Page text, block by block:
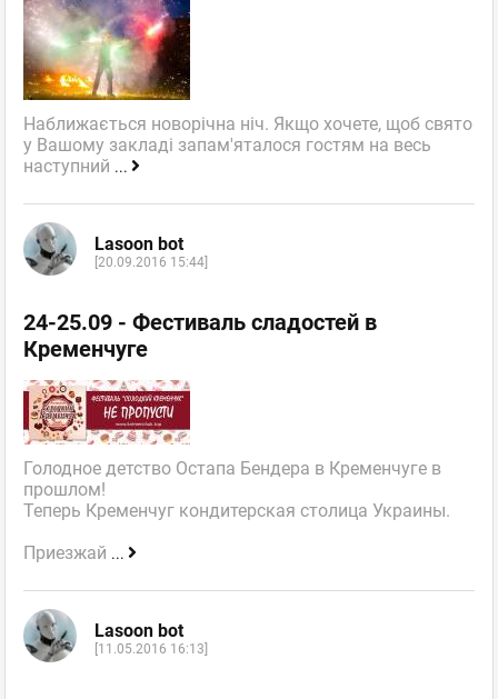
Наближається новорічна ніч. Якщо хочете, щоб свято
у Вашому закладі запам'яталося гостям на весь
наступний ...
Lasoon bot
[20.09.2016 15:44]
24-25.09 - Фестиваль сладостей в
Кременчуге
Голодное детство Остапа Бендера в Кременчуге в
прошлом!
Теперь Кременчуг кондитерская столица Украины.
Приезжай ...
Lasoon bot
[11.05.2016 16:13]